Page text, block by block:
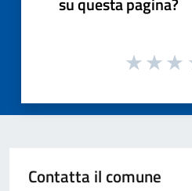
Contatta il comune